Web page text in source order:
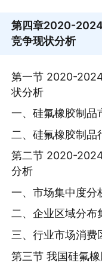
第四章2020-2024
竞争现状分析
第一节 2020-
状分析
一、硅氟橡胶制品
二、硅氟橡胶制品
第二节 2020-
分析
一、市场集中度分
二、企业区域分布
三、行业市场消费
第三节 我国硅氟